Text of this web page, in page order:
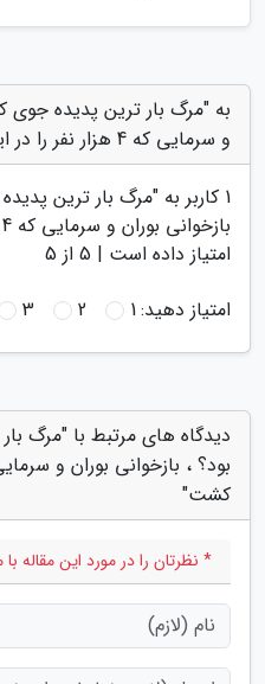
به "مرگ بار ترین پدیده جوی
و سرمایی که 4 هزار نفر را در ایران کشت" امتیاز دهید
1 کاربر به "مرگ بار ترین
بازخوانی بوران و سرمایی که 4 هزار نفر را در ایران کشت
امتیاز داده است | 5 از 5
امتیاز دهید:1
2
3
دیدگاه های مرتبط با "مرگ
کشت"
* نظرتان را در مورد این مقاله با